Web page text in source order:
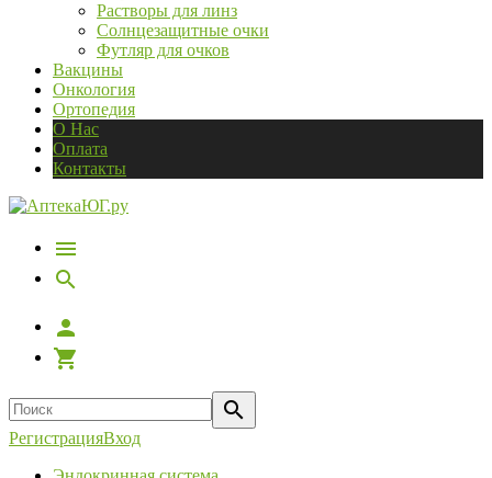
Растворы для линз
Солнцезащитные очки
Футляр для очков
Вакцины
Онкология
Ортопедия
О Нас
Оплата
Контакты
РегистрацияВход